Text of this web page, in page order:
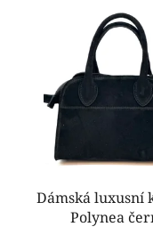
Dámská luxusní